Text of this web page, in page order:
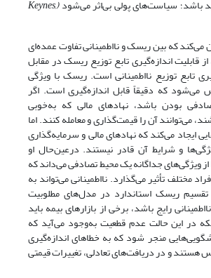
باشد؛ سیاست‌های پولی بی‌اثر می‌شود(Keynes,
می‌کند که بین ریسک و نااطمینانی تفاوت عمده‌ای
قابلیت اندازه‌گیری تابع توزیع ریسک در مقابل
تابع توزیع نااطمینانی است. ریسک با ویژگی
که دقیقاً قابل اندازه‌گیری است. اگر
بودن باشد، نهادهای مالی که به‌خوبی
می‌توانند آن را قیمت‌گذاری و معامله کنند. اما
ایجاد می‌کند که نهادهای مالی و سرمایه‌گذاری
و شرایط آن قادر نیستند. درعین‌حال او
از ویژگی‌های جداگانه یک محیط تصادفی می‌داند که
مختلف تأثیر می‌گذارد. نااطمینانی می‌تواند به
تقسیم ریسک استاندارد در مدل‌های مطلوبیت
رایج باشد، برخی از بازارهای بیمه باید
در این حالت عدم قطعیت به‌وجود می‌آید که
منجر شود که به خطاهای اندازه‌گیری
و در دریافت‌های تعادلی، تغییرات قیمتی